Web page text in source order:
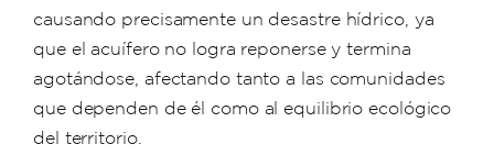
causando precisamente un desastre hídrico, ya
que el acuífero no logra reponerse y termina
agotándose, afectando tanto a las comunidades
que dependen de él como al equilibrio ecológico
del territorio.